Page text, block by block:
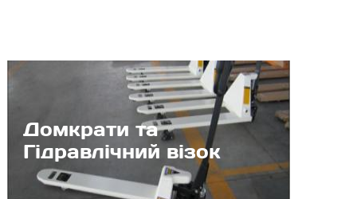
Домкрати та
Гідравлічний візок